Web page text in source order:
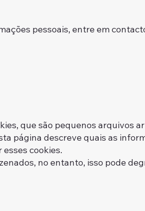
pessoais, entre em
que são pequenos arquivos
página descreve quais as
cookies.
no entanto, isso pode